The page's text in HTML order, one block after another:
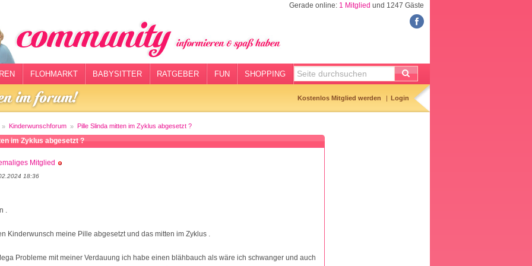
Gerade online: 1 Mitglied und 1247 Gäste
FLOHMARKT BABYSITTER RATGEBER FUN SHOPPING
Kostenlos Mitglied werden Login
Kinderwunschforum Pille Slinda mitten im Zyklus abgesetzt ?
im Zyklus abgesetzt ?
Mitglied
18:36
.
Kinderwunsch meine Pille abgesetzt und das mitten im Zyklus .
Probleme mit meiner Verdauung ich habe einen blähbauch als wäre ich schwanger und auch